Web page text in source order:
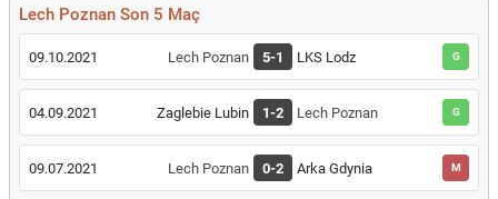
Lech Poznan Son 5 Maç
09.10.2021 Lech Poznan 5-1 LKS Lodz G
04.09.2021 Zaglebie Lubin 1-2 Lech Poznan G
09.07.2021 Lech Poznan 0-2 Arka Gdynia M